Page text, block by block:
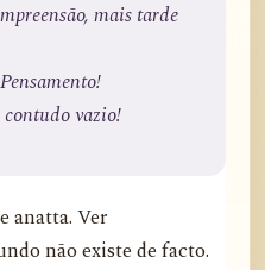
mais tarde
vazio!
anatta. Ver
não existe de facto.